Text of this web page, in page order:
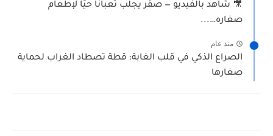
🎥 شاهد بالفيديو — صقر يجلب ثعبانًا حيًا لإطعام
صغاره…...
منذ عام
الصراع الذكي في قلب الغابة: قطة تصطاد الغراب لحماية
صغارها